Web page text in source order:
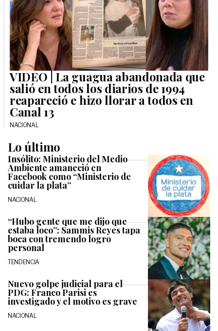
VIDEO | La guagua abandonada que
salió en todos los diarios de 1994
reapareció e hizo llorar a todos en
Canal 13
NACIONAL
Lo último
Insólito: Ministerio del Medio
Ambiente amaneció en
Facebook como “Ministerio de
cuidar la plata”
NACIONAL
“Hubo gente que me dijo que
estaba loco”: Sammis Reyes tapa
boca con tremendo logro
personal
TENDENCIA
Nuevo golpe judicial para el
PDG: Franco Parisi es
investigado y el motivo es grave
NACIONAL